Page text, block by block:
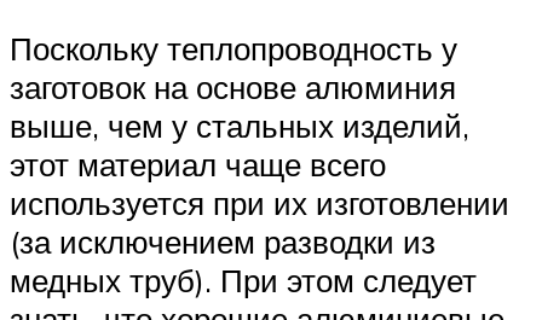
Поскольку теплопроводность у
заготовок на основе алюминия
выше, чем у стальных изделий,
этот материал чаще всего
используется при их изготовлении
(за исключением разводки из
медных труб). При этом следует